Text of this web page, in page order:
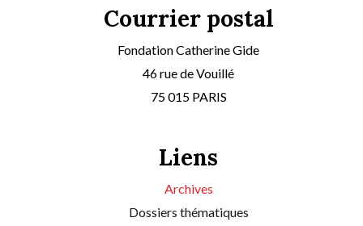
Courrier postal
Fondation Catherine Gide
46 rue de Vouillé
75 015 PARIS
Liens
Archives
Dossiers thématiques